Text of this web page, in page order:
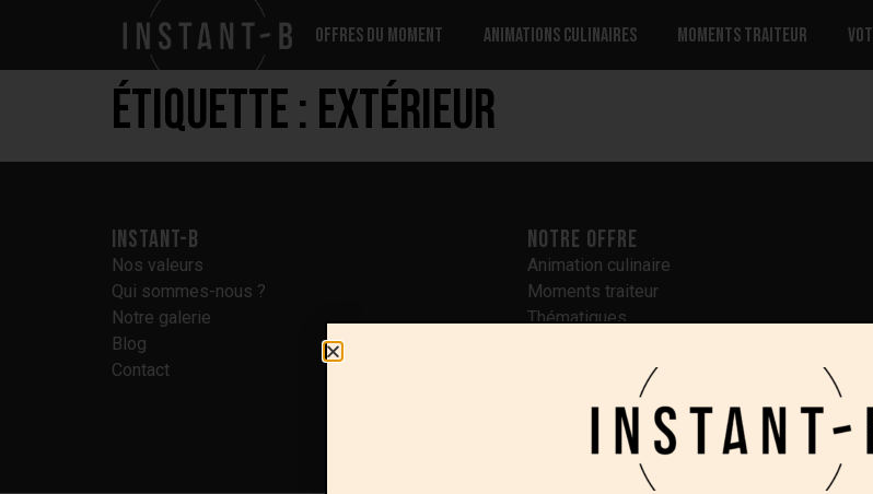
Offres du moment Animations culinaires Moments traiteur
Étiquette : Extérieur
Instant-B
Nos valeurs
Qui sommes-nous ?
Notre galerie
Blog
Contact
Notre offre
Animation culinaire
Moments traiteur
Thématiques